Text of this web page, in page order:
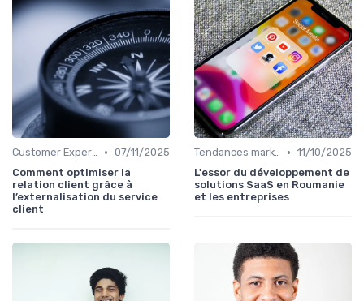
Customer Experience & parcours client • 07/11/2025
Comment optimiser la
relation client grâce à
l’externalisation du service
client
Tendances marketing B2B • 11/10/2025
L'essor du développement de
solutions SaaS en Roumanie
et les entreprises